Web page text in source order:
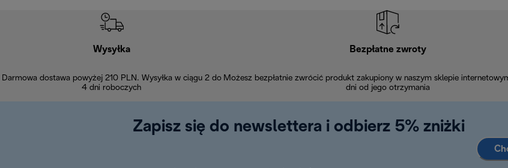
Wysyłka
Darmowa dostawa powyżej 210 PLN. Wysyłka w ciągu 2 do
4 dni roboczych
Bezpłatne zwroty
Możesz bezpłatnie zwrócić produkt zakupiony w naszym sklepie
dni od jego otrzymania
Zapisz się do newslettera i odbierz 5% zniżki